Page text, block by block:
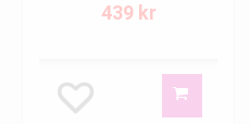
439 kr